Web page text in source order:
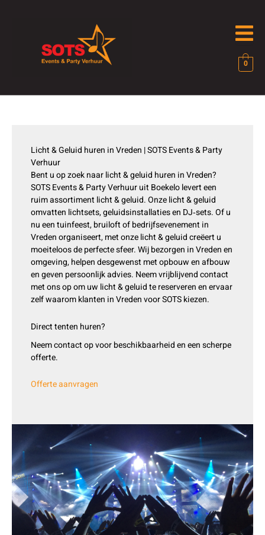
0
Licht & Geluid huren in Vreden | SOTS Events & Party
Verhuur
Bent u op zoek naar licht & geluid huren in Vreden?
SOTS Events & Party Verhuur uit Boekelo levert een
ruim assortiment licht & geluid. Onze licht & geluid
omvatten lichtsets, geluidsinstallaties en DJ‑sets. Of u
nu een tuinfeest, bruiloft of bedrijfsevenement in
Vreden organiseert, met onze licht & geluid creëert u
moeiteloos de perfecte sfeer. Wij bezorgen in Vreden en
omgeving, helpen desgewenst met opbouw en afbouw
en geven persoonlijk advies. Neem vrijblijvend contact
met ons op om uw licht & geluid te reserveren en ervaar
zelf waarom klanten in Vreden voor SOTS kiezen.
Direct tenten huren?
Neem contact op voor beschikbaarheid en een scherpe
offerte.
Offerte aanvragen